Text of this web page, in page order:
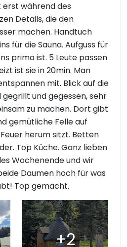
während des
Details, die den
machen. Handtuch
für die Sauna. Aufguss für
prima ist. 5 Leute passen
ist sie in 20min. Man
mit. Blick auf die
und gegessen, sehr
zu machen. Dort gibt
gemütliche Felle auf
herum sitzt. Betten
Top Küche. Ganz lieben
Wochenende und wir
Daumen hoch für was
Top gemacht.